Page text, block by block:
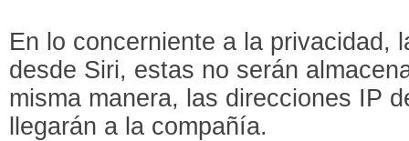
En lo concerniente a la privacidad,
desde Siri, estas no serán
misma manera, las direcciones IP
llegarán a la compañía.